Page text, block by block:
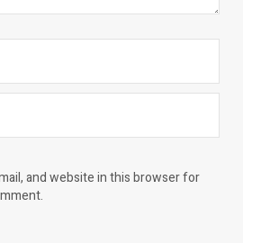
and website in this browser for